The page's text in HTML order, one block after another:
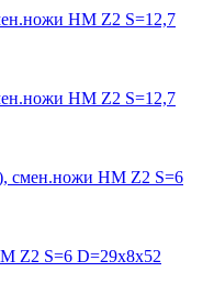
HM Z2 S=12,7
HM Z2 S=12,7
смен.ножи HM Z2 S=6
Z2 S=6 D=29x8x52